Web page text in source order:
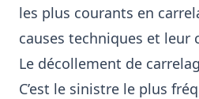
les plus courants en
causes techniques et leur
Le décollement de
C’est le sinistre le plus